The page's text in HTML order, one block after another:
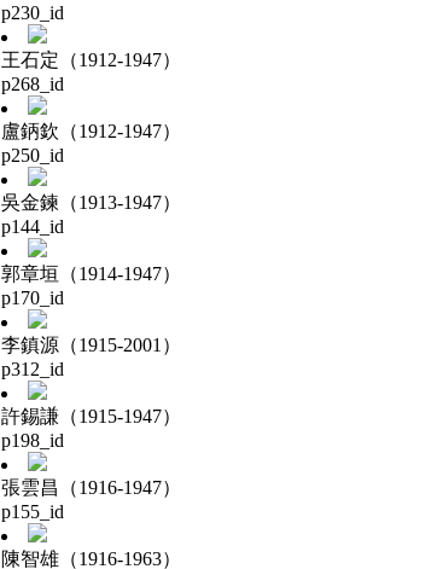
p230_id
王石定（1912-1947）
p268_id
盧鈵欽（1912-1947）
p250_id
吳金鍊（1913-1947）
p144_id
郭章垣（1914-1947）
p170_id
李鎮源（1915-2001）
p312_id
許錫謙（1915-1947）
p198_id
張雲昌（1916-1947）
p155_id
陳智雄（1916-1963）